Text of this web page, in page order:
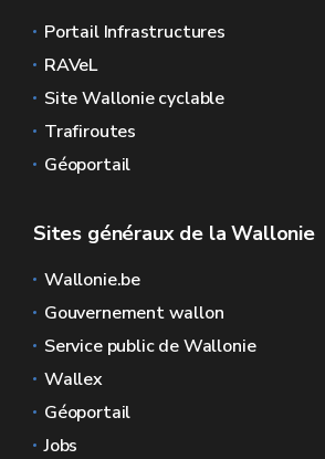
Portail Infrastructures
RAVeL
Site Wallonie cyclable
Trafiroutes
Géoportail
Sites généraux de la Wallonie
Wallonie.be
Gouvernement wallon
Service public de Wallonie
Wallex
Géoportail
Jobs